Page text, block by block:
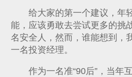
给大家的第一个建议，年
能，应该勇敢去尝试更多的挑
名安全人，然而，谁能想到，
一名投资经理。
作为一名准“90后”，当年